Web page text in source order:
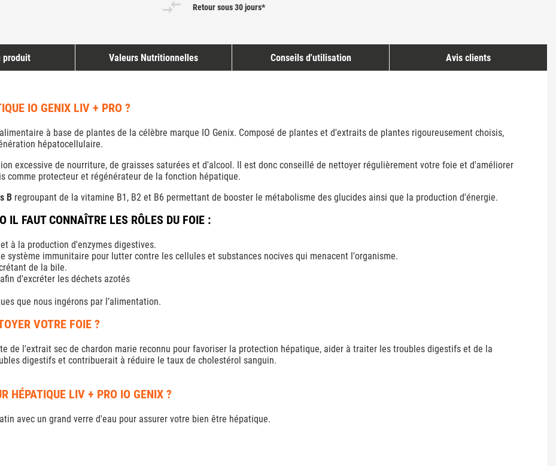
Retour sous 30 jours*
produit Valeurs Nutritionnelles Conseils d'utilisation Avis clients
IO GENIX LIV + PRO ?
à base de plantes de la célèbre marque IO Genix. Composé de plantes et d'extraits de plantes rigoureusement choisis,
hépatocellulaire.
excessive de nourriture, de graisses saturées et d'alcool. Il est donc conseillé de nettoyer régulièrement votre foie et d'améliorer
comme protecteur et régénérateur de la fonction hépatique.
B regroupant de la vitamine B1, B2 et B6 permettant de booster le métabolisme des glucides ainsi que la production d'énergie.
IL FAUT CONNAÎTRE LES RÔLES DU FOIE :
à la production d'enzymes digestives.
système immunitaire pour lutter contre les cellules et substances nocives qui menacent l'organisme.
de la bile.
d'excréter les déchets azotés
que nous ingérons par l’alimentation.
VOTRE FOIE ?
de l'extrait sec de chardon marie reconnu pour favoriser la protection hépatique, aider à traiter les troubles digestifs et de la
digestifs et contribuerait à réduire le taux de cholestérol sanguin.
HÉPATIQUE LIV + PRO IO GENIX ?
avec un grand verre d'eau pour assurer votre bien être hépatique.